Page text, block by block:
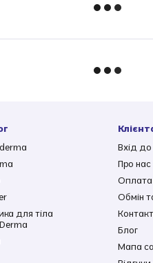
для тіла
Вхід до
Про нас
Оплата
Обмін
Блог
Мапа